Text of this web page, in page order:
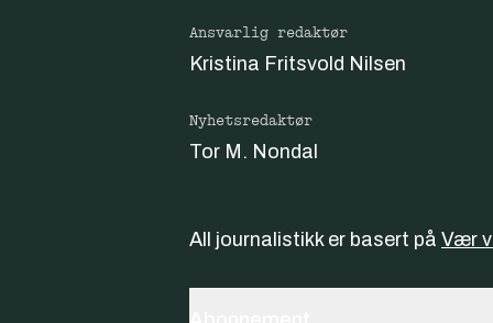
Ansvarlig redaktør
Kristina Fritsvold Nilsen
Nyhetsredaktør
Tor M. Nondal
All journalistikk er basert på Vær